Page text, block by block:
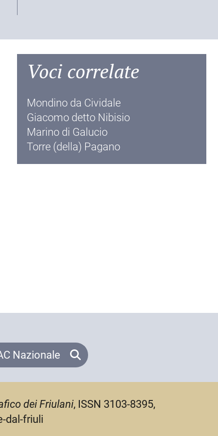
Voci correlate
Mondino da Cividale
Giacomo detto Nibisio
Marino di Galucio
Torre (della) Pagano
Nazionale
dei Friulani, ISSN 3103-8395,
dal-friuli